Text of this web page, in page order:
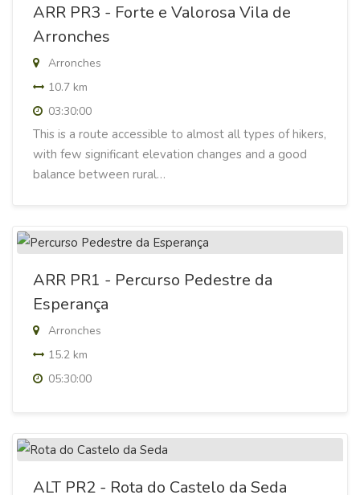
ARR PR3 - Forte e Valorosa Vila de
Arronches
Arronches
10.7 km
03:30:00
This is a route accessible to almost all types of hikers,
with few significant elevation changes and a good
balance between rural…
ARR PR1 - Percurso Pedestre da
Esperança
Arronches
15.2 km
05:30:00
ALT PR2 - Rota do Castelo da Seda